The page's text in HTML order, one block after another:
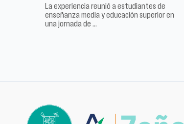
La experiencia reunió a estudiantes de
enseñanza media y educación superior en
una jornada de …